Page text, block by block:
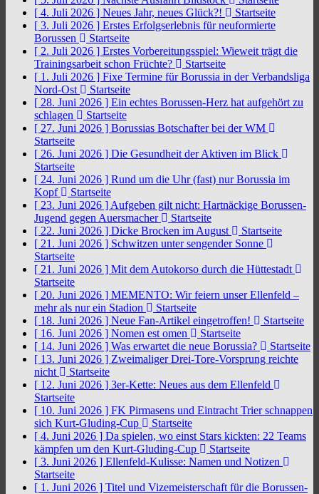
[ 4. Juli 2026 ] Neues Jahr, neues Glück?!
Startseite
[ 3. Juli 2026 ] Erstes Erfolgserlebnis für neuformierte
Borussen
Startseite
[ 2. Juli 2026 ] Erstes Vorbereitungsspiel: Wieweit trägt die
Trainingsarbeit schon Früchte?
Startseite
[ 1. Juli 2026 ] Fixe Termine für Borussia in der Verbandsliga
Nord-Ost
Startseite
[ 28. Juni 2026 ] Ein echtes Borussen-Herz hat aufgehört zu
schlagen
Startseite
[ 27. Juni 2026 ] Borussias Botschafter bei der WM
Startseite
[ 26. Juni 2026 ] Die Gesundheit der Aktiven im Blick
Startseite
[ 24. Juni 2026 ] Rund um die Uhr (fast) nur Borussia im
Kopf
Startseite
[ 23. Juni 2026 ] Aufgeben gilt nicht: Hartnäckige Borussen-
Jugend gegen Auersmacher
Startseite
[ 22. Juni 2026 ] Dicke Brocken im August
Startseite
[ 21. Juni 2026 ] Schwitzen unter sengender Sonne
Startseite
[ 21. Juni 2026 ] Mit dem Autokorso durch die Hüttestadt
Startseite
[ 20. Juni 2026 ] MEMENTO: Wir feiern unser Ellenfeld –
mehr als nur ein Stadion
Startseite
[ 18. Juni 2026 ] Neue Fan-Artikel eingetroffen!
Startseite
[ 16. Juni 2026 ] Nomen est omen
Startseite
[ 14. Juni 2026 ] Was erwartet die neue Borussia?
Startseite
[ 13. Juni 2026 ] Zweimaliger Drei-Tore-Vorsprung reichte
nicht
Startseite
[ 12. Juni 2026 ] 3er-Kette: Neues aus dem Ellenfeld
Startseite
[ 10. Juni 2026 ] FK Pirmasens und Eintracht Trier schnappen
sich Kurt-Gluding-Cup
Startseite
[ 4. Juni 2026 ] Da spielen, wo einst Stars kickten: 22 Teams
kämpfen um den Kurt-Gluding-Cup
Startseite
[ 3. Juni 2026 ] Ellenfeld-Kulisse: Namen und Notizen
Startseite
[ 1. Juni 2026 ] Titel und Vizemeisterschaft für die Borussen-